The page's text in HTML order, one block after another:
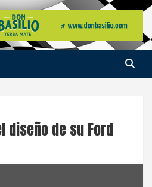
Misiones
estaremos
diseño de su Ford